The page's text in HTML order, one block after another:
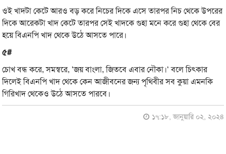
ওই খাদটা কেটে আরও বড় করে নিচের দিকে এসে তারপর নিচ থেকে উপরের
দিকে আরেকটা খাদ কেটে তারপর সেই খাদকে গুহা মনে করে গুহা থেকে বের
হয়ে বিএনপি খাদ থেকে উঠে আসতে পারে।
৫#
চোখ বন্ধ করে, সমস্বরে, ‘জয় বাংলা, জিতবে এবার নৌকা।‘ বলে চিৎকার
দিলেই বিএনপি খাদ থেকে কেন আজীবনের জন্য পৃথিবীর সব কুয়া এমনকি
গিরিখাদ থেকেও উঠে আসতে পারবে।
১৭:১৮, জানুয়ারি ০২, ২০২৪